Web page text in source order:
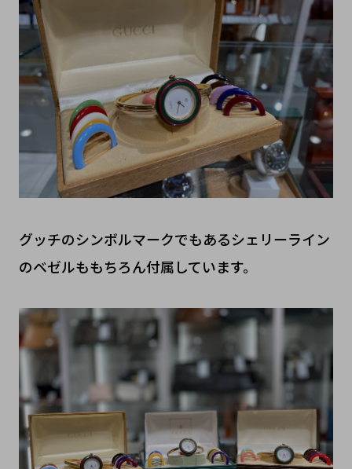
グッチのシンボルマークでもあるシェリーライン
のベゼルももちろん付属しています。